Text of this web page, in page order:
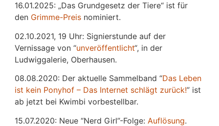
16.01.2025: „Das Grundgesetz der Tiere“ ist für
den Grimme-Preis nominiert.
02.10.2021, 19 Uhr: Signierstunde auf der
Vernissage von “unveröffentlicht“, in der
Ludwiggalerie, Oberhausen.
08.08.2020: Der aktuelle Sammelband “Das Leben
ist kein Ponyhof – Das Internet schlägt zurück!” ist
ab jetzt bei Kwimbi vorbestellbar.
15.07.2020: Neue “Nerd Girl”-Folge: Auflösung.